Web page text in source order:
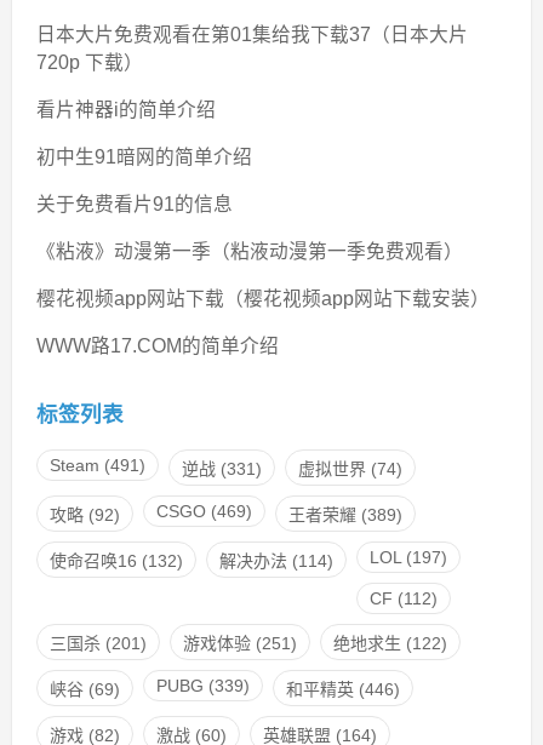
日本大片免费观看在第01集给我下载37（日本大片
720p 下载）
看片神器i的简单介绍
初中生91暗网的简单介绍
关于免费看片91的信息
《粘液》动漫第一季（粘液动漫第一季免费观看）
樱花视频app网站下载（樱花视频app网站下载安装）
WWW路17.COM的简单介绍
标签列表
Steam (491) 逆战(331) 虚拟世界(74)
攻略(92) CSGO(469) 王者荣耀 (389)
使命召唤16 (132) 解决办法 (114) LOL (197)
CF (112)
三国杀(201) 游戏体验(251) 绝地求生 (122)
峡谷(69) PUBG (339) 和平精英(446)
游戏 (82) 激战(60) 英雄联盟 (164)